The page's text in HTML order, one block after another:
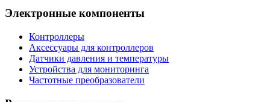
Электронные компоненты
Контроллеры
Аксессуары для контроллеров
Датчики давления и температуры
Устройства для мониторинга
Частотные преобразователи